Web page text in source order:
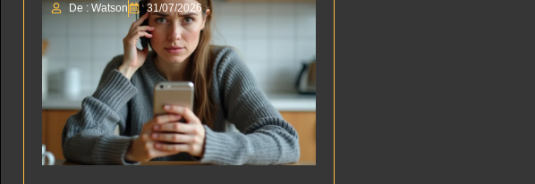
De : Watson 31/07/2026